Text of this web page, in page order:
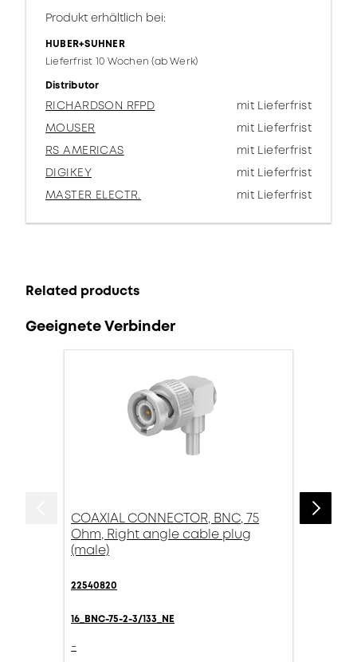
Produkt erhältlich bei:
HUBER+SUHNER
Lieferfrist 10 Wochen (ab Werk)
Distributor
RICHARDSON RFPD
mit Lieferfrist
MOUSER
mit Lieferfrist
RS AMERICAS
mit Lieferfrist
DIGIKEY
mit Lieferfrist
MASTER ELECTR.
mit Lieferfrist
Related products
Geeignete Verbinder
COAXIAL CONNECTOR, BNC, 75
Ohm, Right angle cable plug
(male)
22540820
16_BNC-75-2-3/133_NE
-